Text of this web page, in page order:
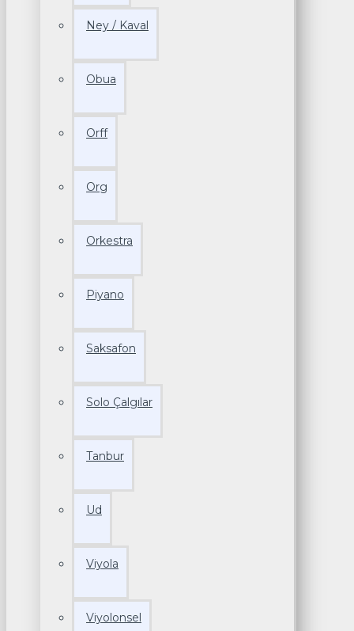
Ney / Kaval
Obua
Orff
Org
Orkestra
Piyano
Saksafon
Solo Çalgılar
Tanbur
Ud
Viyola
Viyolonsel